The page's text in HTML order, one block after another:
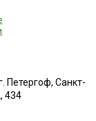
Петергоф, Санкт-
434